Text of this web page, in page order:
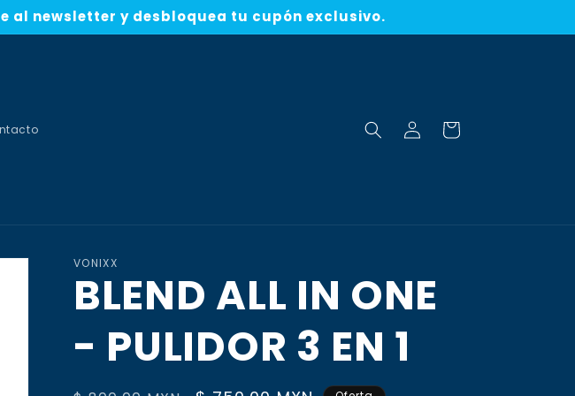
al newsletter y desbloquea tu cupón exclusivo.
Iniciar
sesión
Carrito
VONIXX
BLEND ALL IN ONE
- PULIDOR 3 EN 1